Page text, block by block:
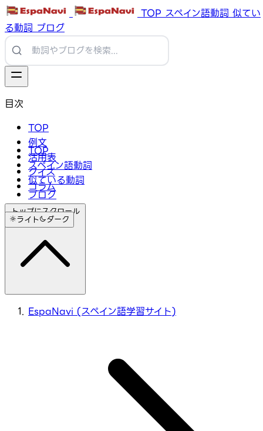
TOP スペイン語動詞 似てい
る動詞 ブログ
TOP
スペイン語動詞
似ている動詞
ブログ
ライト ダーク
目次
TOP
例文
活用表
クイズ
コラム
トップにスクロール
EspaNavi (スペイン語学習サイト)